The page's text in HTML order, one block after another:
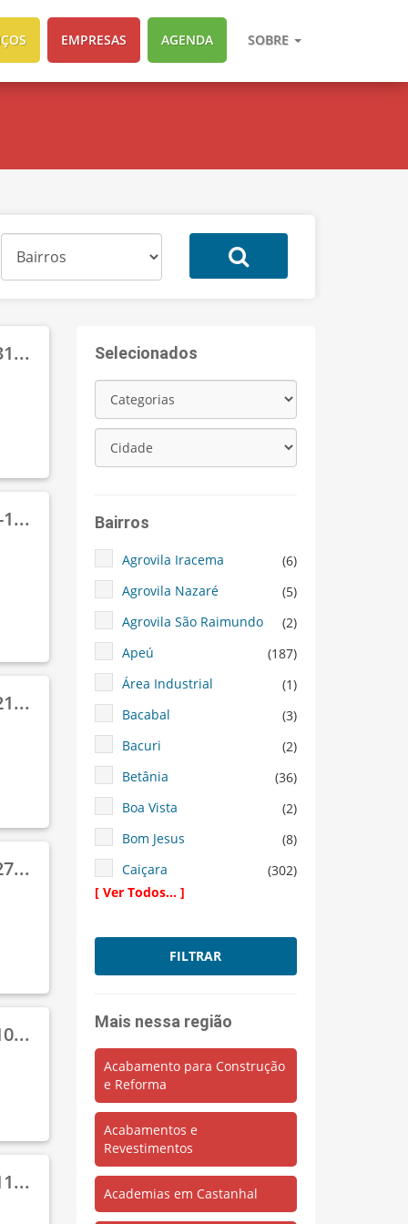
EMPRESAS AGENDA SOBRE
Selecionados
Bairros
Agrovila Iracema
(6)
Agrovila Nazaré
(5)
Agrovila São Raimundo
(2)
Apeú
(187)
Área Industrial
(1)
Bacabal
(3)
Bacuri
(2)
Betânia
(36)
Boa Vista
(2)
Bom Jesus
(8)
Caiçara
(302)
Calucia
Centro
(5)
Cristo Redentor
Delivery
(41)
Estrela
Fonte Boa
(100)
Guia Médico
(5)
[ Ver Todos... ]
FILTRAR
Mais nessa região
Acabamento para Construção
e Reforma
Acabamentos e
Revestimentos
Academias em Castanhal